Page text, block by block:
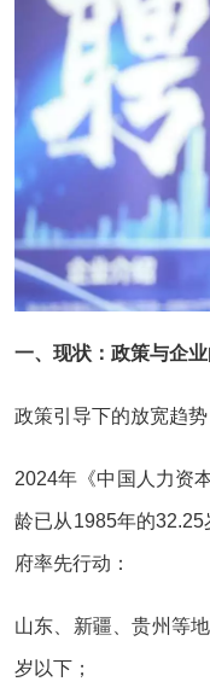
一、现状：政策与企
政策引导下的放宽趋势
2024年《中国人力资
龄已从1985年的
府率先行动：
山东、新疆、贵州等
岁以下；